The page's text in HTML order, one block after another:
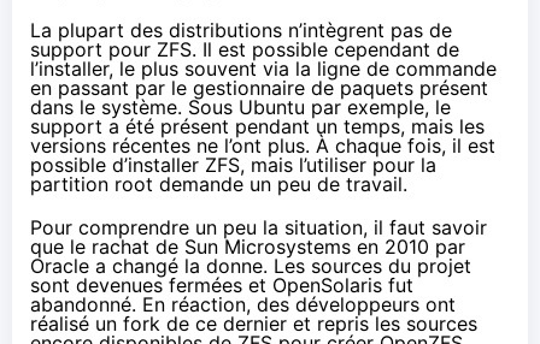
La plupart des distributions n’intègrent pas de
support pour ZFS. Il est possible cependant de
l’installer, le plus souvent via la ligne de commande
en passant par le gestionnaire de paquets présent
dans le système. Sous Ubuntu par exemple, le
support a été présent pendant un temps, mais les
versions récentes ne l’ont plus. À chaque fois, il est
possible d’installer ZFS, mais l’utiliser pour la
partition root demande un peu de travail.
Pour comprendre un peu la situation, il faut savoir
que le rachat de Sun Microsystems en 2010 par
Oracle a changé la donne. Les sources du projet
sont devenues fermées et OpenSolaris fut
abandonné. En réaction, des développeurs ont
réalisé un fork de ce dernier et repris les sources